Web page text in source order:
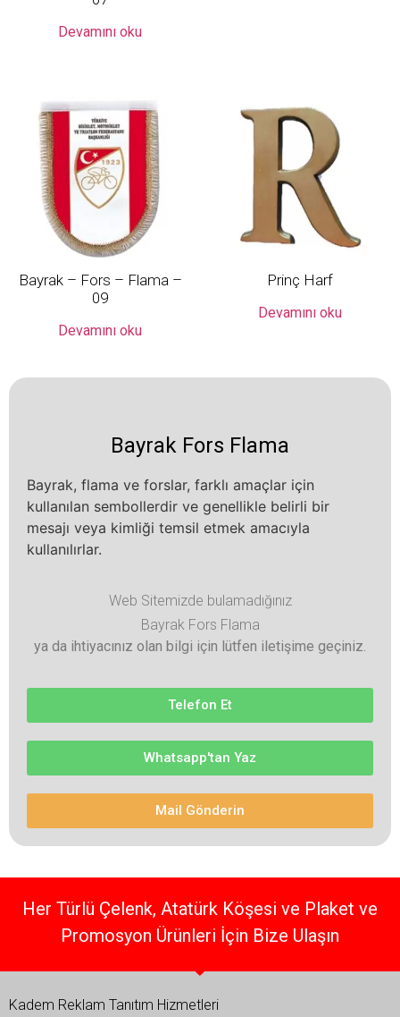
Devamını oku
Bayrak – Fors – Flama –
09
Devamını oku
Prinç Harf
Devamını oku
Bayrak Fors Flama
Bayrak, flama ve forslar, farklı amaçlar için
kullanılan sembollerdir ve genellikle belirli bir
mesajı veya kimliği temsil etmek amacıyla
kullanılırlar.
Web Sitemizde bulamadığınız
Bayrak Fors Flama
ya da ihtiyacınız olan bilgi için lütfen iletişime geçiniz.
Telefon Et
Whatsapp'tan Yaz
Mail Gönderin
Her Türlü Çelenk, Atatürk Köşesi ve Plaket ve
Promosyon Ürünleri İçin Bize Ulaşın
Kadem Reklam Tanıtım Hizmetleri